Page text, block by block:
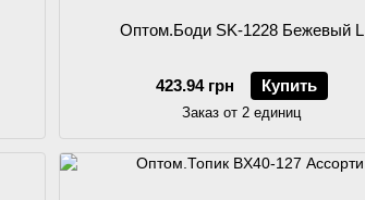
Оптом.Боди SK-1228 Бежевый L
423.94 грн Купить
Заказ от 2 единиц